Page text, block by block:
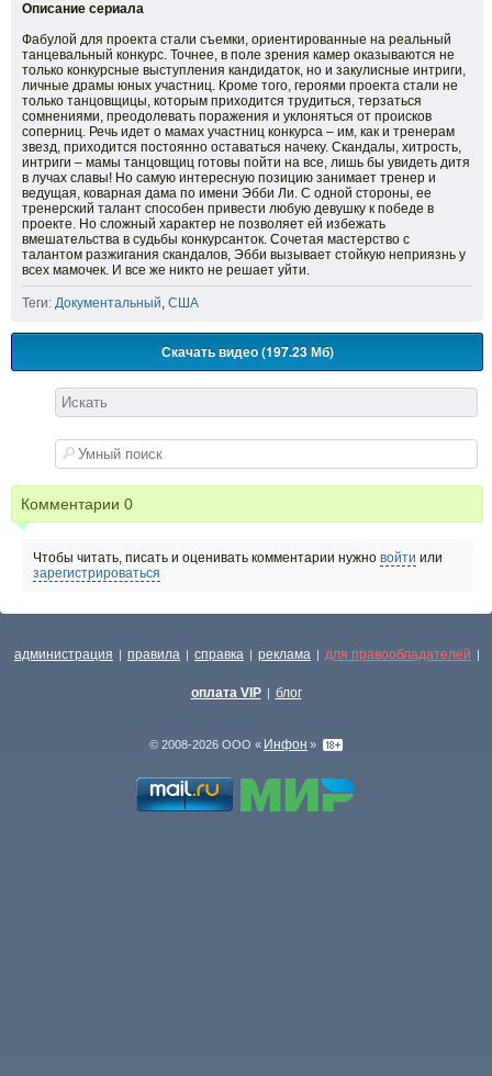
Описание сериала
Фабулой для проекта стали съемки, ориентированные на реальный
танцевальный конкурс. Точнее, в поле зрения камер оказываются не
только конкурсные выступления кандидаток, но и закулисные интриги,
личные драмы юных участниц. Кроме того, героями проекта стали не
только танцовщицы, которым приходится трудиться, терзаться
сомнениями, преодолевать поражения и уклоняться от происков
соперниц. Речь идет о мамах участниц конкурса – им, как и тренерам
звезд, приходится постоянно оставаться начеку. Скандалы, хитрость,
интриги – мамы танцовщиц готовы пойти на все, лишь бы увидеть дитя
в лучах славы! Но самую интересную позицию занимает тренер и
ведущая, коварная дама по имени Эбби Ли. С одной стороны, ее
тренерский талант способен привести любую девушку к победе в
проекте. Но сложный характер не позволяет ей избежать
вмешательства в судьбы конкурсанток. Сочетая мастерство с
талантом разжигания скандалов, Эбби вызывает стойкую неприязнь у
всех мамочек. И все же никто не решает уйти.
Теги: Документальный, США
Скачать видео (197.23 Мб)
Комментарии 0
Чтобы читать, писать и оценивать комментарии нужно войти или
зарегистрироваться
администрация | правила | справка | реклама | для правообладателей |
оплата VIP | блог
© 2008-2026 ООО « Инфон »